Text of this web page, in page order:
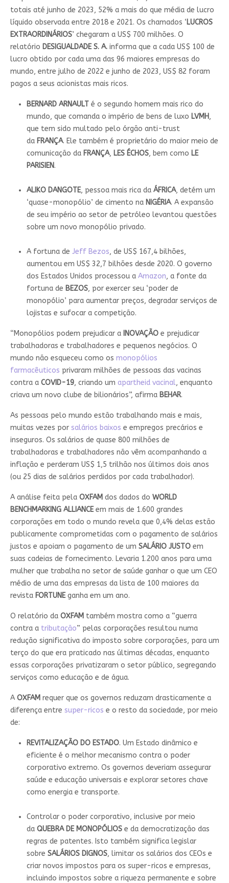
totais até junho de 2023, 52% a mais do que média de lucro
líquido observada entre 2018 e 2021. Os chamados ‘LUCROS
EXTRAORDINÁRIOS’ chegaram a US$ 700 milhões. O
relatório DESIGUALDADE S. A.informa que a cada US$ 100 de
lucro obtido por cada uma das 96 maiores empresas do
mundo, entre julho de 2022 e junho de 2023, US$ 82 foram
pagos a seus acionistas mais ricos.
BERNARD ARNAULTé o segundo homem mais rico do
mundo, que comanda o império de bens de luxo LVMH,
que tem sido multado pelo órgão anti-trust
da FRANÇA. Ele também é proprietário do maior meio de
comunicação da FRANÇA, LES ÉCHOS, bem como LE
PARISIEN.
ALIKO DANGOTE, pessoa mais rica da ÁFRICA, detém um
‘quase-monopólio’ de cimento na NIGÉRIA. A expansão
de seu império ao setor de petróleo levantou questões
sobre um novo monopólio privado.
A fortuna de Jeff Bezos, de US$ 167,4 bilhões,
aumentou em US$ 32,7 bilhões desde 2020. O governo
dos Estados Unidos processou a Amazon, a fonte da
fortuna de BEZOS, por exercer seu ‘poder de
monopólio’ para aumentar preços, degradar serviços de
lojistas e sufocar a competição.
“Monopólios podem prejudicar a INOVAÇÃOe prejudicar
trabalhadoras e trabalhadores e pequenos negócios. O
mundo não esqueceu como os monopólios
farmacêuticos privaram milhões de pessoas das vacinas
contra a COVID-19, criando um apartheid vacinal, enquanto
criava um novo clube de bilionários”, afirma BEHAR.
As pessoas pelo mundo estão trabalhando mais e mais,
muitas vezes por salários baixos e empregos precários e
inseguros. Os salários de quase 800 milhões de
trabalhadoras e trabalhadores não vêm acompanhando a
inflação e perderam US$ 1,5 trilhão nos últimos dois anos
(ou 25 dias de salários perdidos por cada trabalhador).
A análise feita pela OXFAM dos dados do WORLD
BENCHMARKING ALLIANCEem mais de 1.600 grandes
corporações em todo o mundo revela que 0,4% delas estão
publicamente comprometidas com o pagamento de salários
justos e apoiam o pagamento de um SALÁRIO JUSTOem
suas cadeias de fornecimento. Levaria 1.200 anos para uma
mulher que trabalha no setor de saúde ganhar o que um CEO
médio de uma das empresas da lista de 100 maiores da
revista FORTUNEganha em um ano.
O relatório da OXFAM também mostra como a “guerra
contra a tributação” pelas corporações resultou numa
redução significativa do imposto sobre corporações, para um
terço do que era praticado nas últimas décadas, enquanto
essas corporações privatizaram o setor público, segregando
serviços como educação e de água.
A OXFAM requer que os governos reduzam drasticamente a
diferença entre super-ricos e o resto da sociedade, por meio
de:
REVITALIZAÇÃO DO ESTADO. Um Estado dinâmico e
eficiente é o melhor mecanismo contra o poder
corporativo extremo. Os governos deveriam assegurar
saúde e educação universais e explorar setores chave
como energia e transporte.
Controlar o poder corporativo, inclusive por meio
da QUEBRA DE MONOPÓLIOSe da democratização das
regras de patentes. Isto também significa legislar
sobre SALÁRIOS DIGNOS, limitar os salários dos CEOs e
criar novos impostos para os super-ricos e empresas,
incluindo impostos sobre a riqueza permanente e sobre